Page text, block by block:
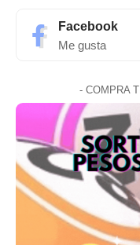
Facebook
Me gusta
- COMPRA